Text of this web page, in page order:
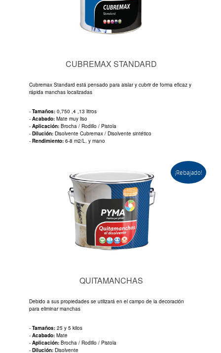
CUBREMAX STANDARD
Cubremax Standard está pensado para aislar y cubrir de forma eficaz y
rápida manchas localizadas
- Tamaños: 0,750 ,4 ,13 litros
- Acabado: Mate muy liso
- Aplicación: Brocha / Rodillo / Pistola
- Dilución: Disolvente Cubremax / Disolvente sintético
- Rendimiento: 6-8 m2/L. y mano
¡Rebajado!
QUITAMANCHAS
Debido a sus propiedades se utilizará en el campo de la decoración
para eliminar manchas
- Tamaños: 25 y 5 kilos
- Acabado: Mate
- Aplicación: Brocha / Rodillo / Pistola
- Dilución: Disolvente